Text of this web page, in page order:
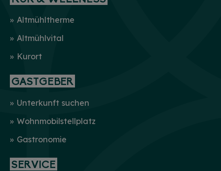
Altmühltherme
Altmühlvital
Kurort
GASTGEBER
Unterkunft suchen
Wohnmobilstellplatz
Gastronomie
SERVICE